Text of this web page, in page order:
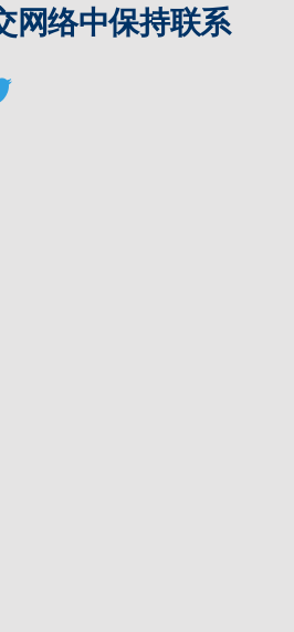
网络中保持联系